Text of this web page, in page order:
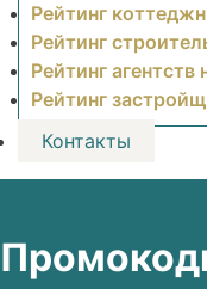
Рейтинг
Рейтинг
Рейтинг
Рейтинг
Контакты